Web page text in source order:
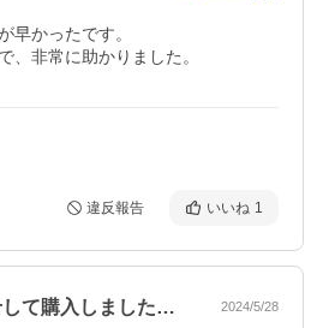
早かったです。
、非常に助かりました。
違反報告 いいね 1
いろいろ問い合わせして購入しました。担… 2024/5/28